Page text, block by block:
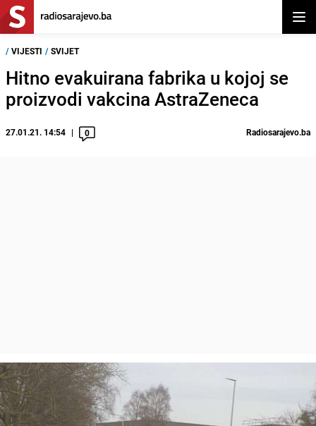
/ VIJESTI / SVIJET
Hitno evakuirana fabrika u kojoj se
proizvodi vakcina AstraZeneca
27.01.21. 14:54 0 Radiosarajevo.ba